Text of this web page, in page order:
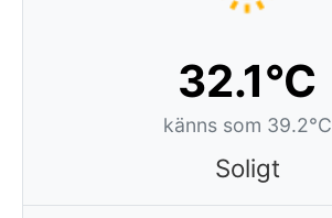
32.1°C
känns som 39.2°C
Soligt